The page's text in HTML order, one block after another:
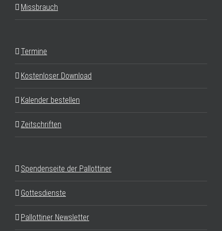
Missbrauch
Termine
Kostenloser Download
Kalender bestellen
Zeitschriften
Spendenseite der Pallottiner
Gottesdienste
Pallottiner Newsletter